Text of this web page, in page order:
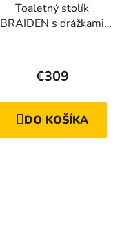
Toaletný stolík
BRAIDEN s drážkami
hodnotenie
je
5,0
€309
DO KOŠÍKA